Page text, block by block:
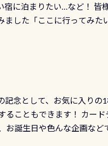
リジナル景品が当たるこ
ぷり利用出来るので、普通
に泊まりたい…など！ 皆
した「ここに行ってみた
念として、お気に入りの
ることもできます！ カー
お誕生日や色んな企画など